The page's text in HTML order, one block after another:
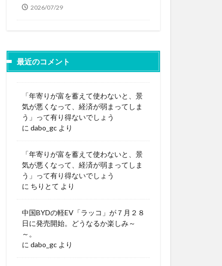
2026/07/29
最近のコメント
「年寄りが富を蓄えて使わないと、景
気が悪くなって、経済が弱まってしま
う」って有り得ないでしょう
に dabo_gc より
「年寄りが富を蓄えて使わないと、景
気が悪くなって、経済が弱まってしま
う」って有り得ないでしょう
に ちりとて より
中国BYDの軽EV「ラッコ」が７月２８
日に発売開始。どうなるか楽しみ～
～。
に dabo_gc より